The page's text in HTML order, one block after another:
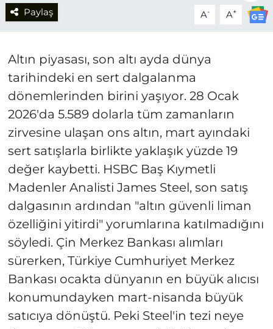
Paylaş A- A+
Altın piyasası, son altı ayda dünya
tarihindeki en sert dalgalanma
dönemlerinden birini yaşıyor. 28 Ocak
2026'da 5.589 dolarla tüm zamanların
zirvesine ulaşan ons altın, mart ayındaki
sert satışlarla birlikte yaklaşık yüzde 19
değer kaybetti. HSBC Baş Kıymetli
Madenler Analisti James Steel, son satış
dalgasının ardından "altın güvenli liman
özelliğini yitirdi" yorumlarına katılmadığını
söyledi. Çin Merkez Bankası alımları
sürerken, Türkiye Cumhuriyet Merkez
Bankası ocakta dünyanın en büyük alıcısı
konumundayken mart-nisanda büyük
satıcıya dönüştü. Peki Steel'in tezi neye